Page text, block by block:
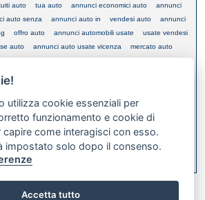
auto tua auto annunci economici auto
annunci
auto senza annunci auto in vendesi auto
annunci
offro auto annunci automobili usate
usate vendesi
auto annunci auto usate vicenza
mercato auto
automobili autovetture occasione
occasioni auto
annunci auto moto
nuova www annunci auto usate inserzioni
XML FEED
this on Delicious
utilizza cookie essenziali per
funzionamento e cookie di
come interagisci con esso.
impostato solo dopo il consenso.
Accetta tutto